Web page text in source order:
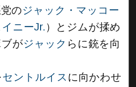
のジャック・マッコー
ニーJr. ）とジムが揉め
がジャック らに銃を向
セントルイス に向かわせ